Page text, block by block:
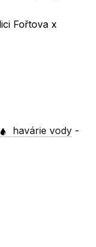
Fořtova x
havárie vody -